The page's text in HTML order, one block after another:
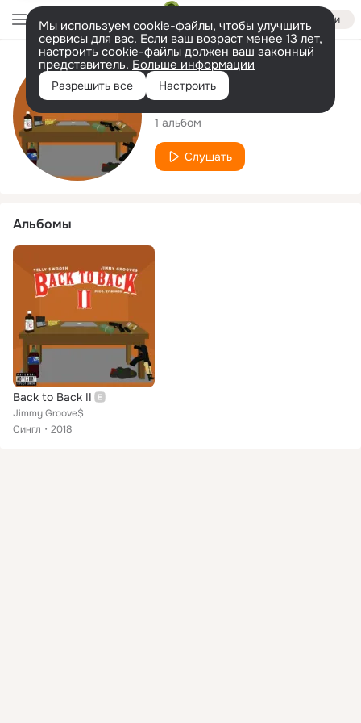
Войти
Мы используем cookie-файлы, чтобы улучшить
сервисы для вас. Если ваш возраст менее 13 лет,
настроить cookie-файлы должен ваш законный
представитель. Больше информации
Разрешить все Настроить
Исполнитель
Jimmy Groove$
1 альбом
Слушать
Альбомы
Back to Back II
Jimmy Groove$
Сингл
2018